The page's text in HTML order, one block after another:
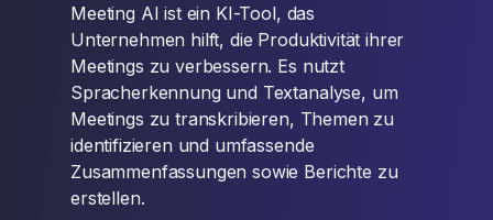
Meeting AI ist ein KI-Tool, das
Unternehmen hilft, die Produktivität ihrer
Meetings zu verbessern. Es nutzt
Spracherkennung und Textanalyse, um
Meetings zu transkribieren, Themen zu
identifizieren und umfassende
Zusammenfassungen sowie Berichte zu
erstellen.